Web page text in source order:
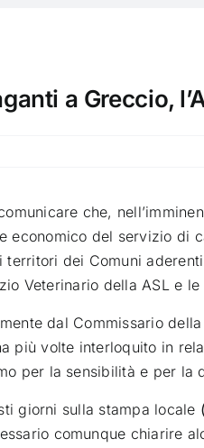
a Greccio,
che,
economico del servizio di
dei Comuni
Veterinario della ASL e le
dal Commissario
più volte interloquito in
per la sensibilità e per la
giorni sulla stampa locale (
comunque chiarire